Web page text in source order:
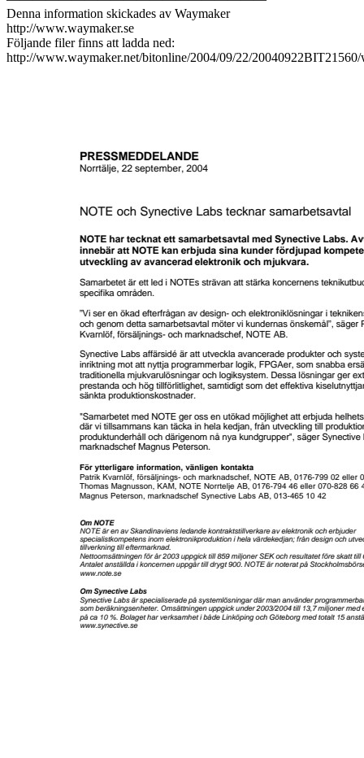
Denna information skickades av Waymaker
http://www.waymaker.se
Följande filer finns att ladda ned:
http://www.waymaker.net/bitonline/2004/09/22/